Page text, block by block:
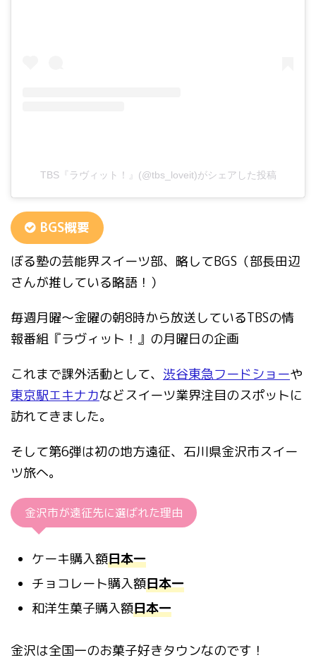
TBS『ラヴィット！』(@tbs_loveit)がシェアした投稿
BGS概要
ぼる塾の芸能界スイーツ部、略してBGS（部長田辺
さんが推している略語！）
毎週月曜〜金曜の朝8時から放送しているTBSの情
報番組『ラヴィット！』の月曜日の企画
これまで課外活動として、 渋谷東急フードショーや
東京駅エキナカなどスイーツ業界注目のスポットに
訪れてきました。
そして第6弾は初の地方遠征、石川県金沢市スイー
ツ旅へ。
金沢市が遠征先に選ばれた理由
ケーキ購入額日本一
チョコレート購入額日本一
和洋生菓子購入額日本一
金沢は全国一のお菓子好きタウンなのです！